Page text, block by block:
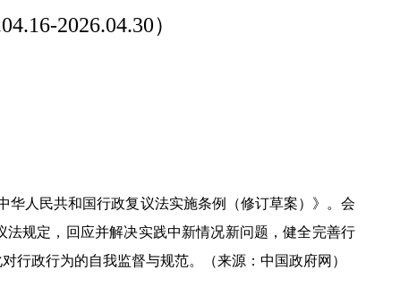
2026.04.30）
华人民共和国行政复议法实施条例（修订草案）》。会
规定，回应并解决实践中新情况新问题，健全完善行
行政行为的自我监督与规范。（来源：中国政府网）